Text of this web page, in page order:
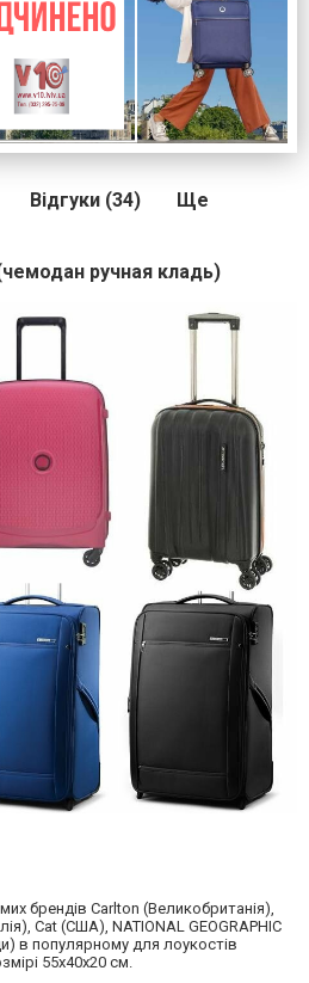
Відгуки (34) Ще
ручная кладь)
брендів Carlton (Великобританія),
Cat (США), NATIONAL GEOGRAPHIC
в популярному для лоукостів
55х40х20 см.